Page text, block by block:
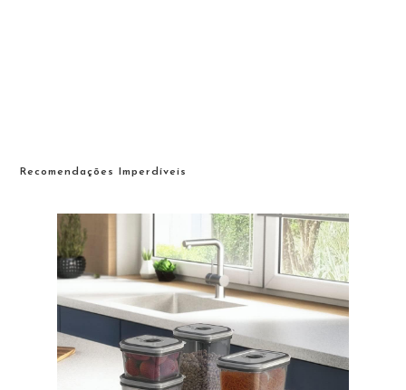
Recomendações Imperdíveis